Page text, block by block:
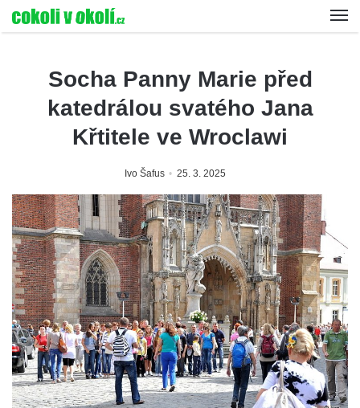
Socha Panny Marie před
katedrálou svatého Jana
Křtitele ve Wroclawi
Ivo Šafus 25. 3. 2025